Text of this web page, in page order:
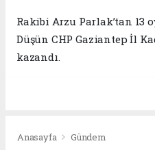
Rakibi Arzu Parlak’tan 13
Düşün CHP Gaziantep İl
kazandı.
Anasayfa Gündem